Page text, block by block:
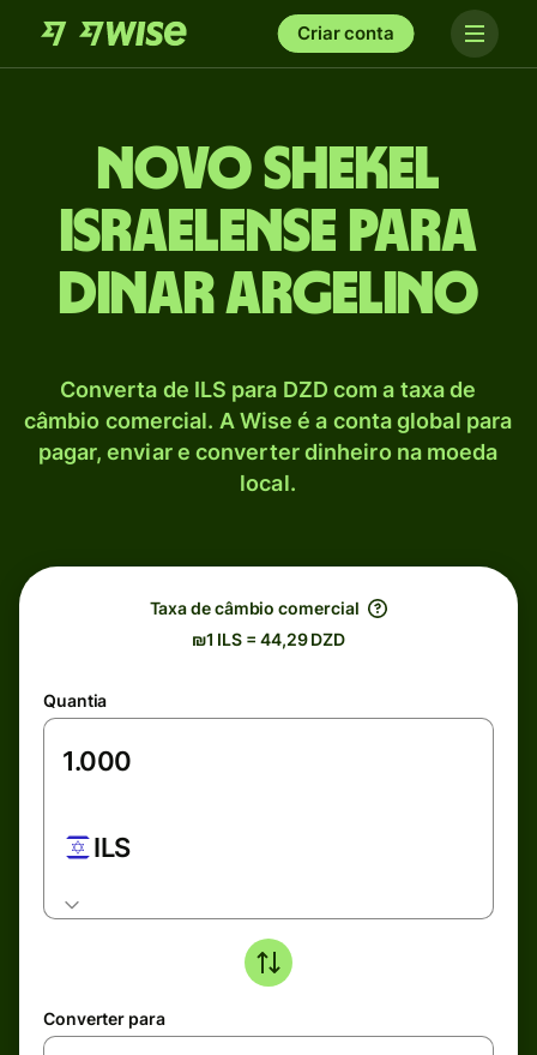
Criar conta
Novo shekel
israelense para
Dinar argelino
Converta de ILS para DZD com a taxa de
câmbio comercial. A Wise é a conta global para
pagar, enviar e converter dinheiro na moeda
local.
Taxa de câmbio comercial
₪1 ILS = 44,29 DZD
Quantia
ILS
Converter para